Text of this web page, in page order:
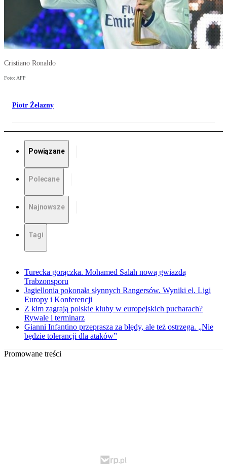
Cristiano Ronaldo
Foto: AFP
Piotr Żelazny
Powiązane
Polecane
Najnowsze
Tagi
Turecka gorączka. Mohamed Salah nową gwiazdą
Trabzonsporu
Jagiellonia pokonała słynnych Rangersów. Wyniki el. Ligi
Europy i Konferencji
Z kim zagrają polskie kluby w europejskich pucharach?
Rywale i terminarz
Gianni Infantino przeprasza za błędy, ale też ostrzega. „Nie
będzie tolerancji dla ataków”
Promowane treści